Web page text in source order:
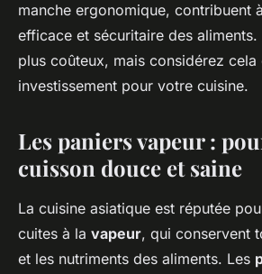
manche ergonomique, contribuent
efficace et sécuritaire des aliments.
plus coûteux, mais considérez cela
investissement pour votre cuisine.
Les paniers vapeur :
cuisson douce et saine
La cuisine asiatique est réputée
cuites à la vapeur, qui conservent
et les nutriments des aliments. Les